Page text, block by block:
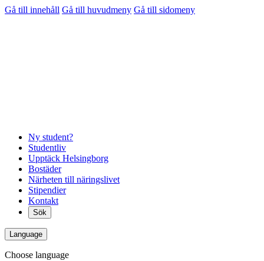
Gå till innehåll Gå till huvudmeny Gå till sidomeny
Ny student?
Studentliv
Upptäck Helsingborg
Bostäder
Närheten till näringslivet
Stipendier
Kontakt
Sök
Language
Choose language